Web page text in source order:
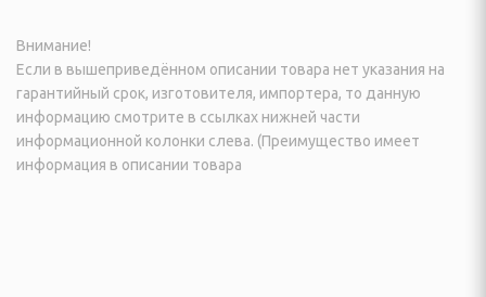
игр
Внимание!
Если в вышеприведённом описании товара нет указания на
гарантийный срок, изготовителя, импортера, то данную
информацию смотрите в ссылках нижней части
информационной колонки слева. (Преимущество имеет
информация в описании товара